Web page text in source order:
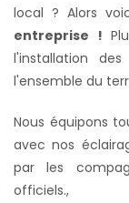
local ? Alors
entreprise !
l'installation
l'ensemble du
Nous équipons
avec nos
par les
officiels.,